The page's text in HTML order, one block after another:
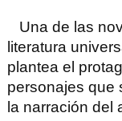
Una de las
literatura
plantea el
personajes que
la narración del